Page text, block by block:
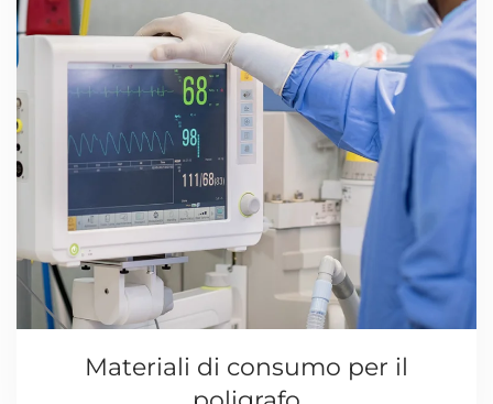
Materiali di consumo per il